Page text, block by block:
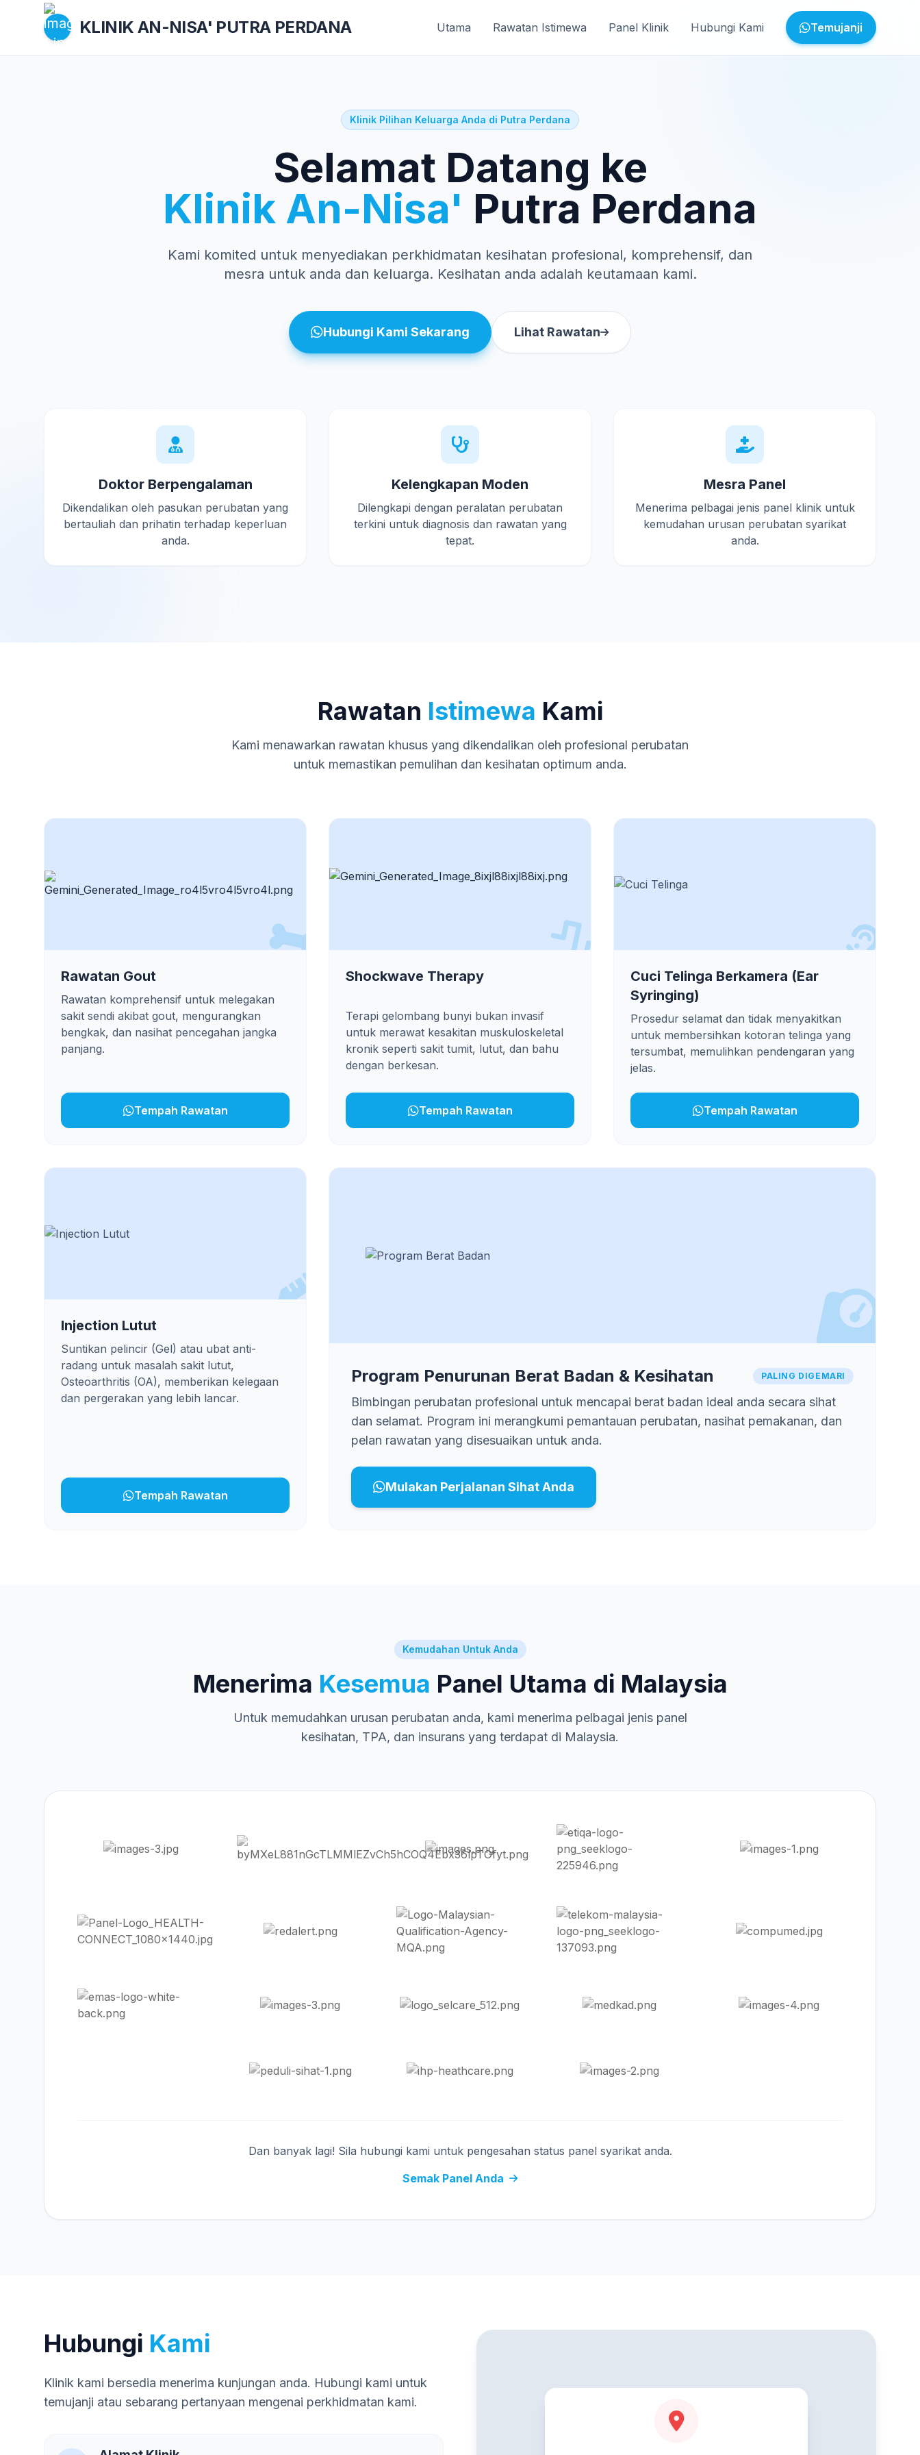
KLINIK AN-NISA' PUTRA PERDANA Utama Rawatan Istimewa Panel Klinik Hubungi Kami Temujanji
Klinik Pilihan Keluarga Anda di Putra Perdana
Selamat Datang ke
Klinik An-Nisa' Putra Perdana
Kami komited untuk menyediakan perkhidmatan kesihatan profesional, komprehensif, dan
mesra untuk anda dan keluarga. Kesihatan anda adalah keutamaan kami.
Hubungi Kami Sekarang Lihat Rawatan
Doktor Berpengalaman
Dikendalikan oleh pasukan perubatan yang
bertauliah dan prihatin terhadap keperluan
anda.
Kelengkapan Moden
Dilengkapi dengan peralatan perubatan
terkini untuk diagnosis dan rawatan yang
tepat.
Mesra Panel
Menerima pelbagai jenis panel klinik untuk
kemudahan urusan perubatan syarikat
anda.
Rawatan Istimewa Kami
Kami menawarkan rawatan khusus yang dikendalikan oleh profesional perubatan
untuk memastikan pemulihan dan kesihatan optimum anda.
Rawatan Gout
Rawatan komprehensif untuk melegakan
sakit sendi akibat gout, mengurangkan
bengkak, dan nasihat pencegahan jangka
panjang.
Tempah Rawatan
Shockwave Therapy
Terapi gelombang bunyi bukan invasif
untuk merawat kesakitan muskuloskeletal
kronik seperti sakit tumit, lutut, dan bahu
dengan berkesan.
Tempah Rawatan
Cuci Telinga Berkamera (Ear
Syringing)
Prosedur selamat dan tidak menyakitkan
untuk membersihkan kotoran telinga yang
tersumbat, memulihkan pendengaran yang
jelas.
Tempah Rawatan
Injection Lutut
Suntikan pelincir (Gel) atau ubat anti-
radang untuk masalah sakit lutut,
Osteoarthritis (OA), memberikan kelegaan
dan pergerakan yang lebih lancar.
Tempah Rawatan
Program Penurunan Berat Badan & Kesihatan PALING DIGEMARI
Bimbingan perubatan profesional untuk mencapai berat badan ideal anda secara sihat
dan selamat. Program ini merangkumi pemantauan perubatan, nasihat pemakanan, dan
pelan rawatan yang disesuaikan untuk anda.
Mulakan Perjalanan Sihat Anda
Kemudahan Untuk Anda
Menerima Kesemua Panel Utama di Malaysia
Untuk memudahkan urusan perubatan anda, kami menerima pelbagai jenis panel
kesihatan, TPA, dan insurans yang terdapat di Malaysia.
Dan banyak lagi! Sila hubungi kami untuk pengesahan status panel syarikat anda.
Semak Panel Anda
Hubungi Kami
Klinik kami bersedia menerima kunjungan anda. Hubungi kami untuk
temujanji atau sebarang pertanyaan mengenai perkhidmatan kami.